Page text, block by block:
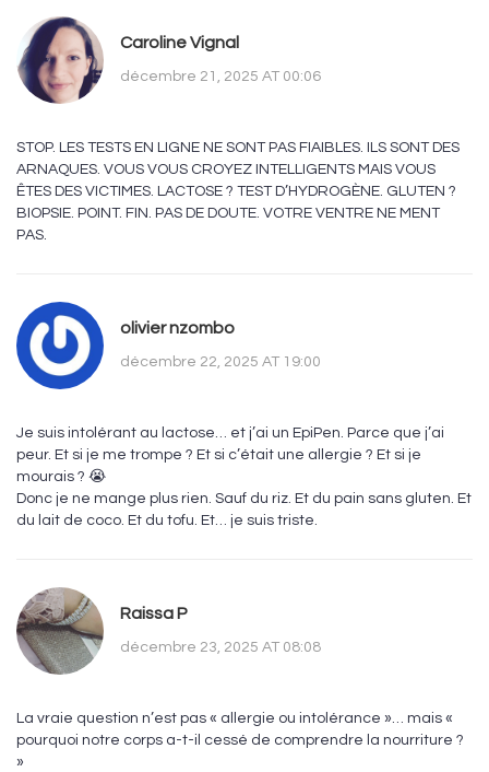
Caroline Vignal
décembre 21, 2025 AT 00:06
STOP. LES TESTS EN LIGNE NE SONT PAS FIAIBLES. ILS SONT DES
ARNAQUES. VOUS VOUS CROYEZ INTELLIGENTS MAIS VOUS
ÊTES DES VICTIMES. LACTOSE ? TEST D’HYDROGÈNE. GLUTEN ?
BIOPSIE. POINT. FIN. PAS DE DOUTE. VOTRE VENTRE NE MENT
PAS.
olivier nzombo
décembre 22, 2025 AT 19:00
Je suis intolérant au lactose… et j’ai un EpiPen. Parce que j’ai
peur. Et si je me trompe ? Et si c’était une allergie ? Et si je
mourais ? 😭
Donc je ne mange plus rien. Sauf du riz. Et du pain sans gluten. Et
du lait de coco. Et du tofu. Et… je suis triste.
Raissa P
décembre 23, 2025 AT 08:08
La vraie question n’est pas « allergie ou intolérance »… mais «
pourquoi notre corps a-t-il cessé de comprendre la nourriture ?
»